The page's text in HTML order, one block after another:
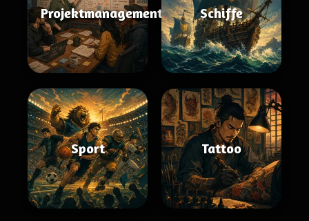
Projektmanagement Schiffe
Sport Tattoo